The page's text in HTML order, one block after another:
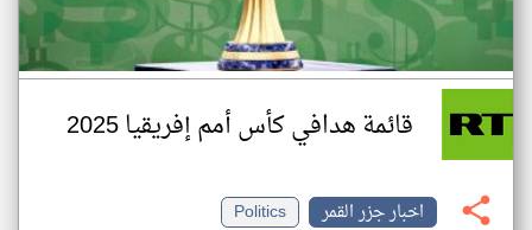
قائمة هدافي كأس أمم إفريقيا 2025
اخبار جزر القمر
Politics